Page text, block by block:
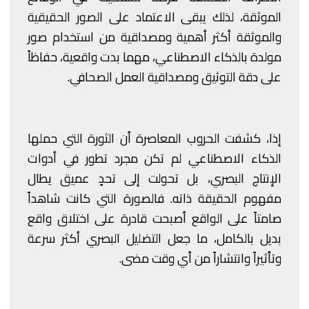
الموثقة، لذلك يبقى الاعتماد على الصور الحقيقية
والموثقة أكثر أهمية ومصداقية من استخدام صور
مولدة بالذكاء الاصطناعي، مهما بدت واقعية، حفاظاً
على دقة التوثيق ومصداقية العمل الصحافي.
إذا، كشفت الحروب المعاصرة أن الثورة التي حملها
الذكاء الاصطناعي لم تكن مجرد تطور في أدوات
الإنتاج البصري، بل تحولت إلى تحدٍ عميق يطال
مفهوم الحقيقة ذاته. فالصورة التي كانت شاهداً
صامتاً على الواقع أصبحت قادرة على اختلاق واقع
بديل بالكامل، ما جعل التضليل البصري أكثر سرعة
وتأثيراً وانتشاراً من أي وقت مضى.